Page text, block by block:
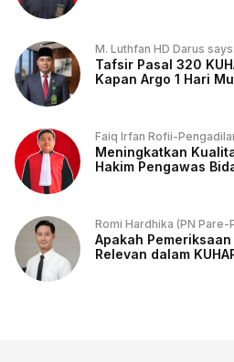
M. Luthfan HD Darus says:
Tafsir Pasal 320
Kapan Argo 1 Hari
Faiq Irfan Rofii-
Meningkatkan
Hakim Pengawas
Romi Hardhika (PN Pare-
Apakah
Relevan dalam